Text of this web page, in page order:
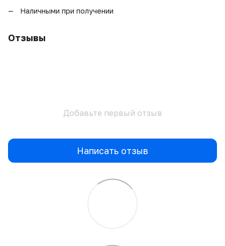
Наличными при получении
Отзывы
Добавьте первый отзыв
Написать отзыв